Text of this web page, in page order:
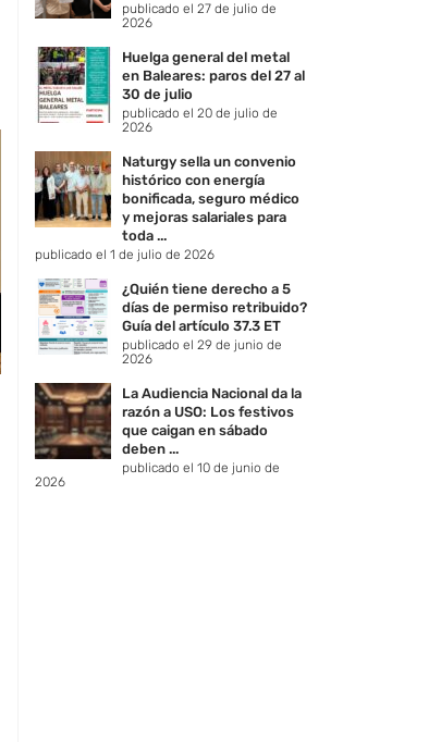
publicado el 27 de julio de
2026
Huelga general del metal
en Baleares: paros del 27 al
30 de julio
publicado el 20 de julio de
2026
Naturgy sella un convenio
histórico con energía
bonificada, seguro médico
y mejoras salariales para
toda ...
publicado el 1 de julio de 2026
¿Quién tiene derecho a 5
días de permiso retribuido?
Guía del artículo 37.3 ET
publicado el 29 de junio de
2026
La Audiencia Nacional da la
razón a USO: Los festivos
que caigan en sábado
deben ...
publicado el 10 de junio de
2026